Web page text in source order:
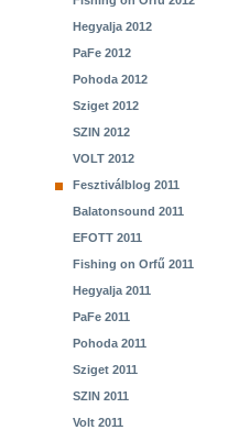
Hegyalja 2012
PaFe 2012
Pohoda 2012
Sziget 2012
SZIN 2012
VOLT 2012
Fesztiválblog 2011
Balatonsound 2011
EFOTT 2011
Fishing on Orfű 2011
Hegyalja 2011
PaFe 2011
Pohoda 2011
Sziget 2011
SZIN 2011
Volt 2011